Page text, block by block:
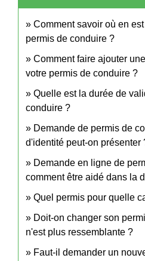
Comment savoir où en
permis de conduire ?
Comment faire ajouter
votre permis de conduire ?
Quelle est la durée de
conduire ?
Demande de permis de
d'identité peut-on présenter
Demande en ligne de
comment être aidé dans la
Quel permis pour quelle
Doit-on changer son
n'est plus ressemblante ?
Faut-il demander un